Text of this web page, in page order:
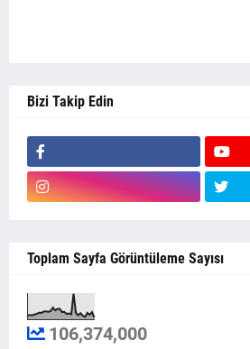
Bizi Takip Edin
Toplam Sayfa Görüntüleme Sayısı
106,374,000